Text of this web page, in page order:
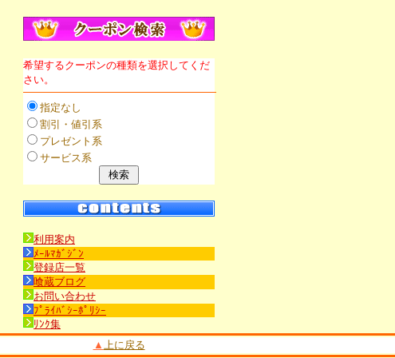
希望するクーポンの種類を選択してくだ
さい。
指定なし
割引・値引系
プレゼント系
サービス系
利用案内
ﾒｰﾙﾏｶﾞｼﾞﾝ
登録店一覧
喰蔵ブログ
お問い合わせ
ﾌﾟﾗｲﾊﾞｼｰﾎﾟﾘｼｰ
ﾘﾝｸ集
▲ 上に戻る